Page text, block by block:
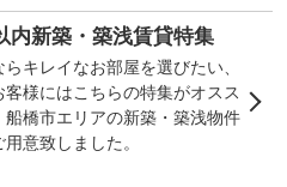
内新築・築浅賃貸特集
らキレイなお部屋を選びたい、
客様にはこちらの特集がオスス
船橋市エリアの新築・築浅物件
意致しました。